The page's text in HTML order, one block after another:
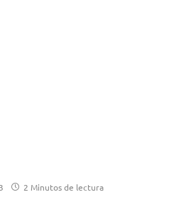
2 Minutos de lectura